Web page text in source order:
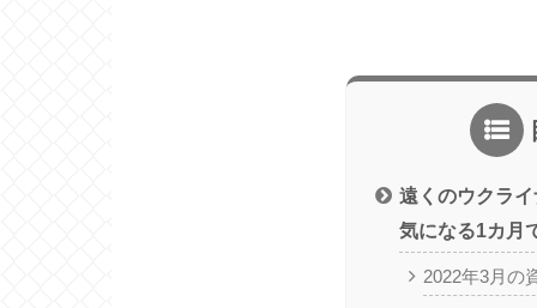
遠くのウクラ
気になる1カ月
2022年3月の